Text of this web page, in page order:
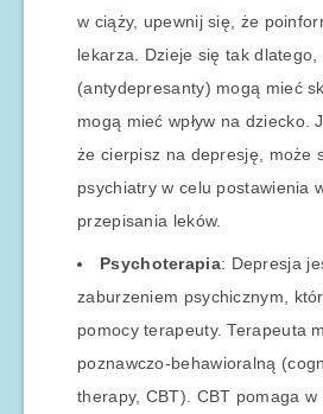
w ciąży, upewnij się, że
lekarza. Dzieje się tak
(antydepresanty) mogą mieć
mogą mieć wpływ na dziecko.
że cierpisz na depresję, może
psychiatry w celu postawienia
przepisania leków.
Psychoterapia: Depresja
zaburzeniem psychicznym,
pomocy terapeuty. Terapeuta
poznawczo-behawioralną
therapy, CBT). CBT pomaga w